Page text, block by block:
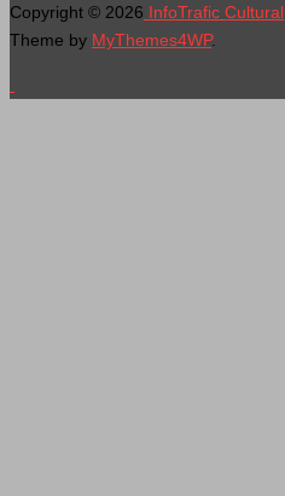
Copyright © 2026 InfoTrafic Cultural
Theme by MyThemes4WP.